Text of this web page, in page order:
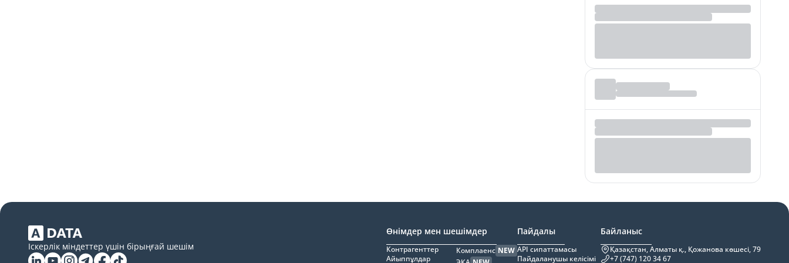
Іскерлік міндеттер үшін бірыңғай шешім
Linkedin
YouTube
Instagram
Telegram
Facebook
Tiktok
Өнімдер мен шешімдер
Контрагенттер
Айыппұлдар
Комплаенс NEW
Пайдалы
API сипаттамасы
Пайдаланушы келісімі
Байланыс
Қазақстан, Алматы қ., Қожанова көшесі, 79
+7 (747) 120 34 67